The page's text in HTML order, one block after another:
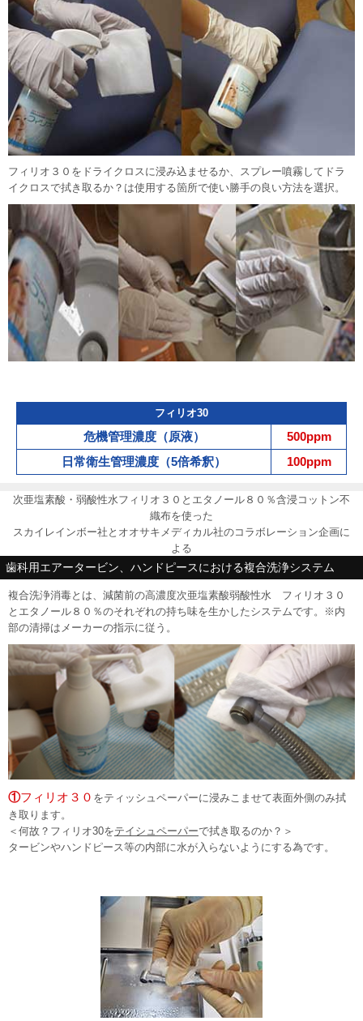
フィリオ３０をドライクロスに浸み込ませるか、スプレー噴霧してドラ
イクロスで拭き取るか？は使用する箇所で使い勝手の良い方法を選択。
フィリオ30
危機管理濃度（原液）
500ppm
日常衛生管理濃度（5倍希釈）
100ppm
次亜塩素酸・弱酸性水フィリオ３０とエタノール８０％含浸コットン不
織布を使った
スカイレインボー社とオオサキメディカル社のコラボレーション企画に
よる
歯科用エアータービン、ハンドピースにおける複合洗浄システム
複合洗浄消毒とは、減菌前の高濃度次亜塩素酸弱酸性水 フィリオ３０
とエタノール８０％のそれぞれの持ち味を生かしたシステムです。※内
部の清掃はメーカーの指示に従う。
①フィリオ３０ をティッシュペーパーに浸みこませて表面外側のみ拭
き取ります。
＜何故？フィリオ30をテイシュペーパーで拭き取るのか？＞
タービンやハンドピース等の内部に水が入らないようにする為です。